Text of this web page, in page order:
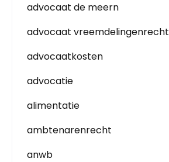
advocaat de meern
advocaat vreemdelingenrecht
advocaatkosten
advocatie
alimentatie
ambtenarenrecht
anwb